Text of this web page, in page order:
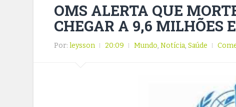
OMS ALERTA QUE
CHEGAR A 9,6 MILHÕES
Por:leysson 20:09 Mundo,Notícia,Saúde